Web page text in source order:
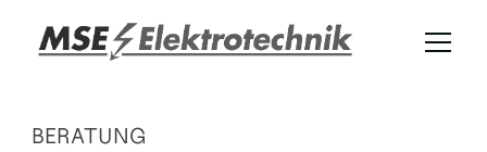
BERATUNG